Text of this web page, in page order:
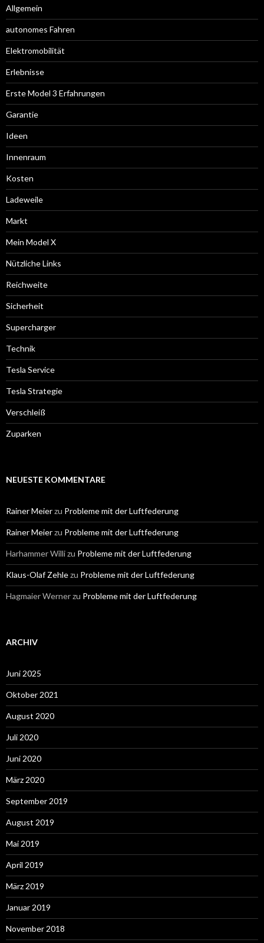
Allgemein
autonomes Fahren
Elektromobilität
Erlebnisse
Erste Model 3 Erfahrungen
Garantie
Ideen
Innenraum
Kosten
Ladeweile
Markt
Mein Model X
Nützliche Links
Reichweite
Sicherheit
Supercharger
Technik
Tesla Service
Tesla Strategie
Verschleiß
Zuparken
NEUESTE KOMMENTARE
Rainer Meierzu Probleme mit der Luftfederung
Rainer Meierzu Probleme mit der Luftfederung
Harhammer Willizu Probleme mit der Luftfederung
Klaus-Olaf Zehlezu Probleme mit der Luftfederung
Hagmaier Wernerzu Probleme mit der Luftfederung
ARCHIV
Juni 2025
Oktober 2021
August 2020
Juli 2020
Juni 2020
März 2020
September 2019
August 2019
Mai 2019
April 2019
März 2019
Januar 2019
November 2018